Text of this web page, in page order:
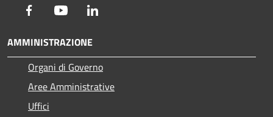
Facebook Youtube
AMMINISTRAZIONE
Organi di Governo
Aree Amministrative
Uffici